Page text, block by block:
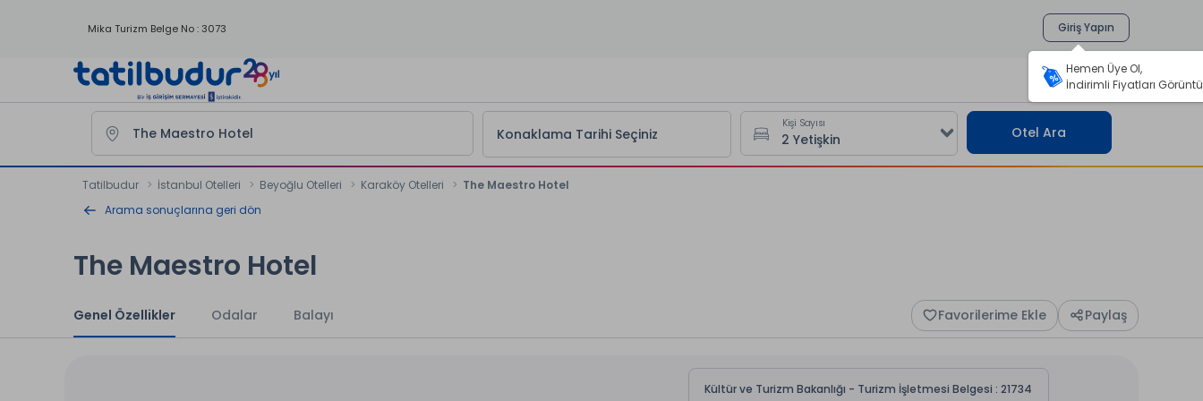
Mika Turizm Belge No : 3073 Giriş Yapın
Konaklama Tarihi Seçiniz
Kişi Sayısı
Otel Ara
Tatilbudur İstanbul Otelleri Beyoğlu Otelleri Karaköy Otelleri
The Maestro Hotel
Arama sonuçlarına geri dön
The Maestro Hotel
Genel Özellikler Odalar Balayı Favorilerime Ekle Paylaş
Kültür ve Turizm Bakanlığı - Turizm İşletmesi Belgesi : 21734
Hemen Üye Ol,
İndirimli Fiyatları